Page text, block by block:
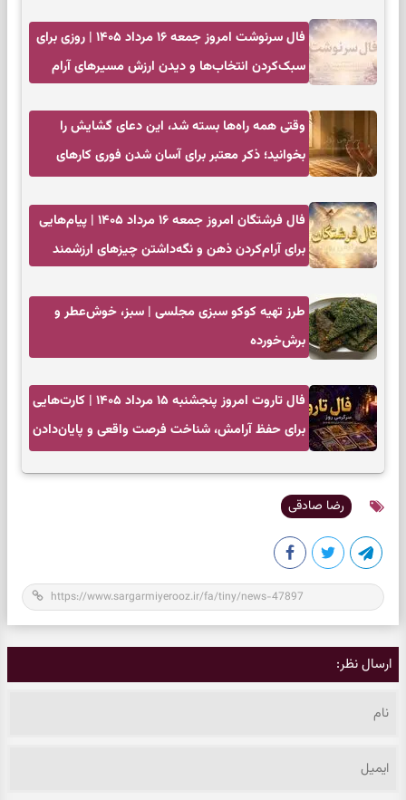
فال سرنوشت امروز جمعه ۱۶ مرداد ۱۴۰۵ | روزی برای
سبک‌کردن انتخاب‌ها و دیدن ارزش مسیرهای آرام
وقتی همه راه‌ها بسته شد، این دعای گشایش را
بخوانید؛ ذکر معتبر برای آسان شدن فوری کارهای
فال فرشتگان امروز جمعه ۱۶ مرداد ۱۴۰۵ | پیام‌هایی
برای آرام‌کردن ذهن و نگه‌داشتن چیزهای ارزشمند
طرز تهیه کوکو سبزی مجلسی | سبز، خوش‌عطر و
برش‌خورده
فال تاروت امروز پنجشنبه ۱۵ مرداد ۱۴۰۵ | کارت‌هایی
برای حفظ آرامش، شناخت فرصت واقعی و پایان‌دادن
رضا صادقی
ارسال نظر: